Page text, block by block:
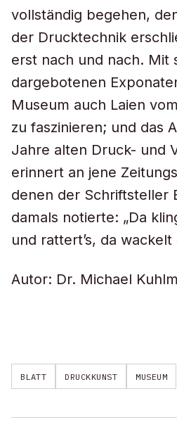
vollständig begehen,
der Drucktechnik
erst nach und nach. Mit
dargebotenen
Museum auch Laien
zu faszinieren; und das
Jahre alten Druck- und
erinnert an jene
denen der Schriftsteller
damals notierte: „Da
und rattert’s, da wackelt
Autor: Dr. Michael
BLATT DRUCKKUNST MUSEUM